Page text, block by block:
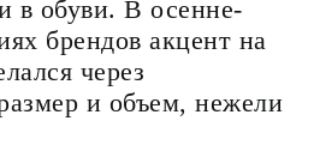
в обуви. В осенне-
брендов акцент на
через
и объем, нежели